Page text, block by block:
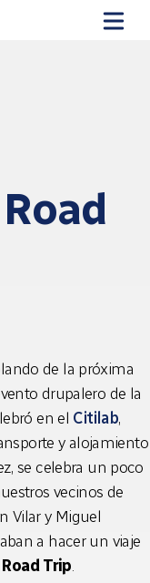
de la próxima
drupalero de la
en el Citilab,
y alojamiento
se celebra un poco
vecinos de
Vilar y Miguel
a hacer un viaje
Road Trip.